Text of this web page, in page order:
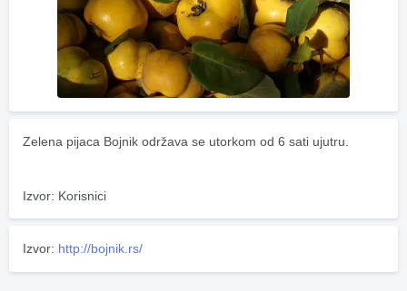
Zelena pijaca Bojnik održava se utorkom od 6 sati ujutru.
Izvor: Korisnici
Izvor: http://bojnik.rs/